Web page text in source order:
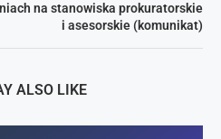
na stanowiska prokuratorskie
i asesorskie (komunikat)
ALSO LIKE